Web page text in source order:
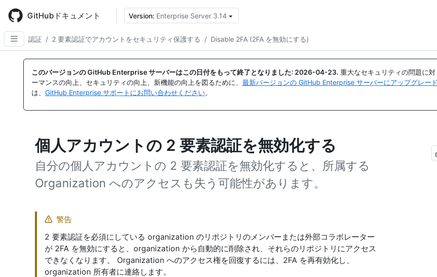
main
content
GitHubドキュメント Version: Enterprise Server 3.14
認証 / 2 要素認証でアカウントをセキュリティ保護する / Disable 2FA (2FA を無効にする)
このバージョンの GitHub Enterprise サーバーはこの日付をもって終了となりました: 2026-04-23. 重大なセキュリティの問題に
ーマンスの向上、セキュリティの向上、新機能の向上を図るために、 最新バージョンの GitHub Enterprise サーバーにアップグレー
は、 GitHub Enterprise サポートにお問い合わせください。
個人アカウントの 2 要素認証を無効化する
自分の個人アカウントの 2 要素認証を無効化すると、所属する
Organization へのアクセスも失う可能性があります。
警告
2 要素認証を必須にしている organization のリポジトリのメンバーまたは外部コラボレーター
が 2FA を無効にすると、organization から自動的に削除され、それらのリポジトリにアクセス
できなくなります。 Organization へのアクセス権を回復するには、2FA を再有効化し、
organization 所有者に連絡します。